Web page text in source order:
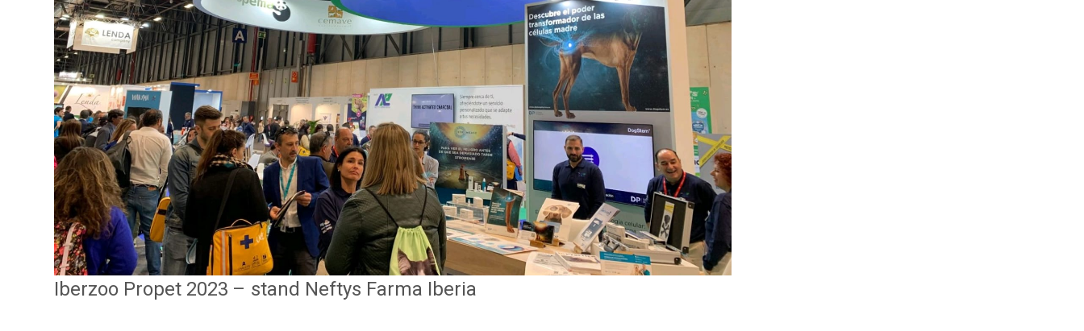
Iberzoo Propet 2023 – stand Neftys Farma Iberia